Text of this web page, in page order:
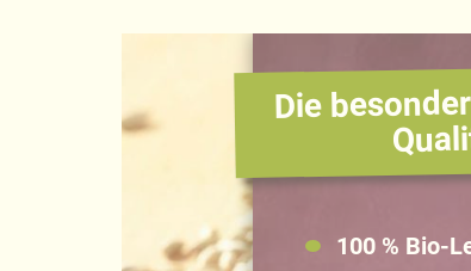
Die
100 % Bio-